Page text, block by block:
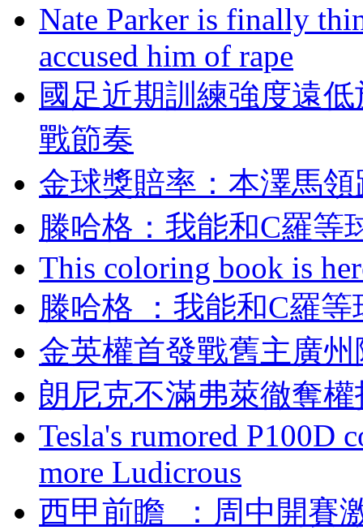
Nate Parker is finally
accused him of rape
國足近期訓練強度遠
戰節奏
金球獎賠率 ：本澤
滕哈格：我能和C
This coloring book is
滕哈格 ：我能和C羅
金英權首發戰舊主廣州
朗尼克不滿弗萊徹奪
Tesla's rumored P100D
more Ludicrous
西甲前瞻  ：周中開